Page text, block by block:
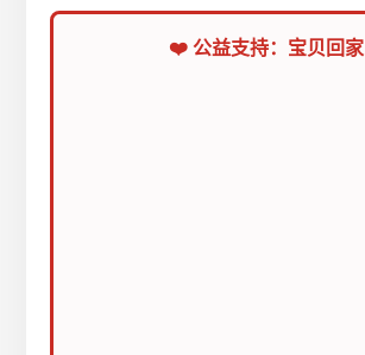
❤️ 公益支持：宝贝回家